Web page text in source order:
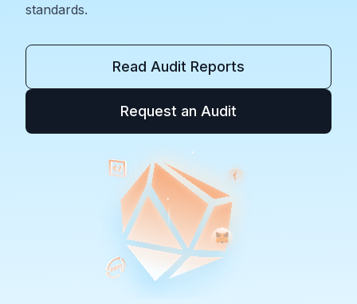
standards.
Read Audit Reports
Request an Audit